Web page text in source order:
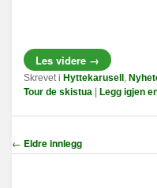
Les videre →
Skrevet i Hyttekarusell ,
Tour de skistua
Legg igjen
I
n
← Eldre innlegg